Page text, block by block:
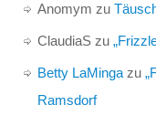
Anomym zu
ClaudiaSzu
Betty LaMingazu
Ramsdorf